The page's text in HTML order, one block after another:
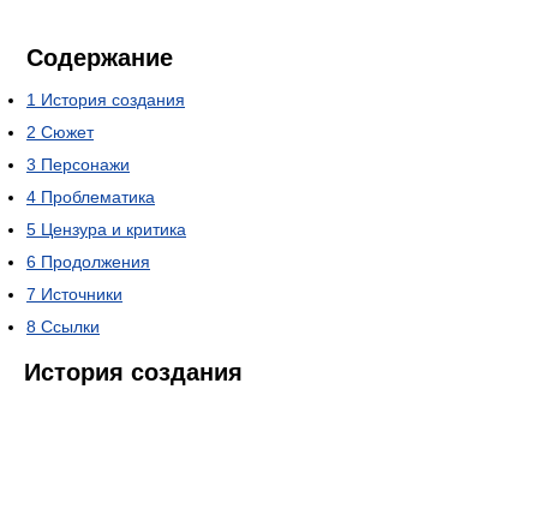
Содержание
1 История создания
2 Сюжет
3 Персонажи
4 Проблематика
5 Цензура и критика
6 Продолжения
7 Источники
8 Ссылки
История создания